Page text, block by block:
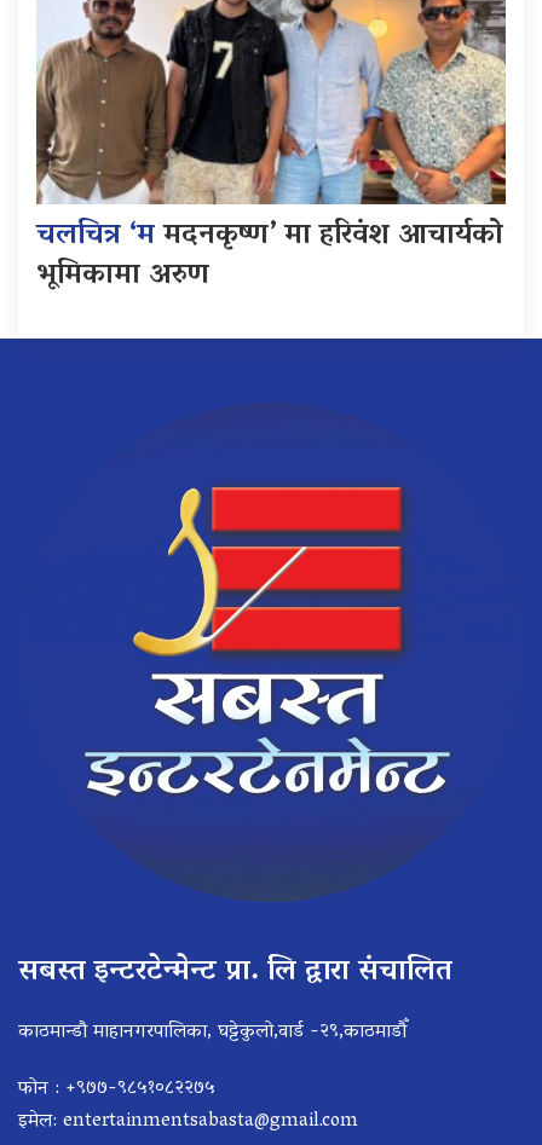
चलचित्र ‘ममदनकृष्ण’ मा हरिवंश आचार्यको
भूमिकामा अरुण
सबस्त इन्टरटेन्मेन्ट प्रा. लि द्वारा संचालित
काठमान्डौ माहानगरपालिका, घट्टेकुलो,वार्ड -२९,काठमाडौँ
फोन : +९७७-९८५१०८२२७५
इमेल: entertainmentsabasta@gmail.com